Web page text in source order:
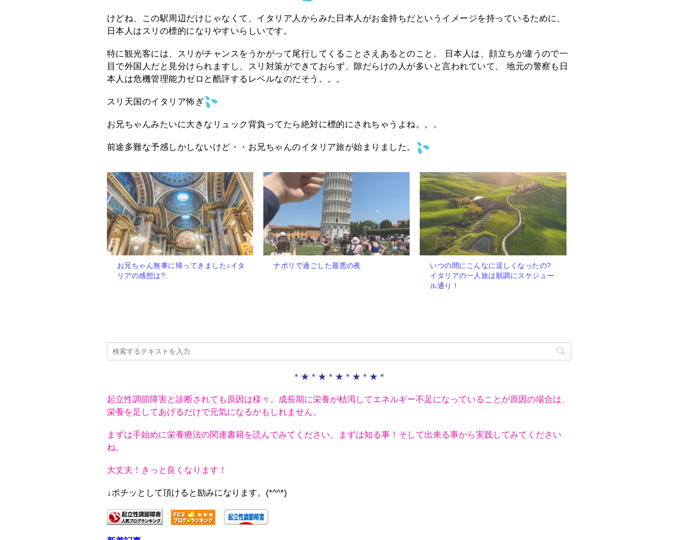
けどね、この駅周辺だけじゃなくて、イタリア人からみた日本人がお金持ちだというイメージを持っているために、
日本人はスリの標的になりやすいらしいです。
特に観光客には、スリがチャンスをうかがって尾行してくることさえあるとのこと。 日本人は、顔立ちが違うので一
目で外国人だと見分けられますし、スリ対策ができておらず、隙だらけの人が多いと言われていて、 地元の警察も日
本人は危機管理能力ゼロと酷評するレベルなのだそう。。。
スリ天国のイタリア怖ぎ
お兄ちゃんみたいに大きなリュック背負ってたら絶対に標的にされちゃうよね。。。
前途多難な予感しかしないけど・・お兄ちゃんのイタリア旅が始まりました。
お兄ちゃん無事に帰ってきました♪イタ
リアの感想は?
ナポリで過ごした最悪の夜
いつの間にこんなに逞しくなったの?
イタリアの一人旅は順調にスケジュー
ル通り！
＊★＊★＊★＊★＊★＊
起立性調節障害と診断されても原因は様々。成長期に栄養が枯渇してエネルギー不足になっていることが原因の場合は、
栄養を足してあげるだけで元気になるかもしれません。
まずは手始めに栄養療法の関連書籍を読んでみてください。
まずは知る事！そして出来る事から実践してみてください
ね。
大丈夫！きっと良くなります！
↓ポチッとして頂けると励みになります。(*^^*)